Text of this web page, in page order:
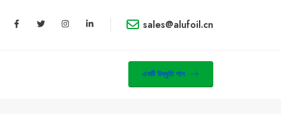
sales@alufoil.cn
একটি উদ্ধৃতি পান